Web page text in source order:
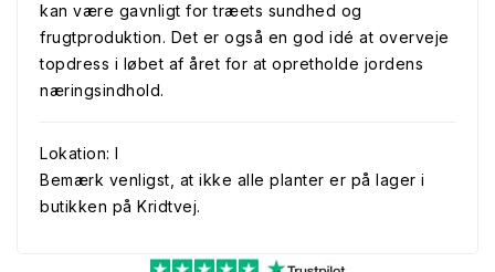
kan være gavnligt for træets sundhed og
frugtproduktion. Det er også en god idé at overveje
topdress i løbet af året for at opretholde jordens
næringsindhold.
Lokation: I
Bemærk venligst, at ikke alle planter er på lager i
butikken på Kridtvej.